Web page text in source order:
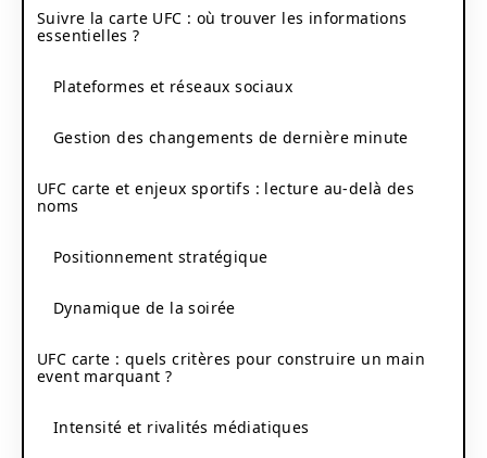
Suivre la carte UFC : où trouver les informations
essentielles ?
Plateformes et réseaux sociaux
Gestion des changements de dernière minute
UFC carte et enjeux sportifs : lecture au-delà des
noms
Positionnement stratégique
Dynamique de la soirée
UFC carte : quels critères pour construire un main
event marquant ?
Intensité et rivalités médiatiques